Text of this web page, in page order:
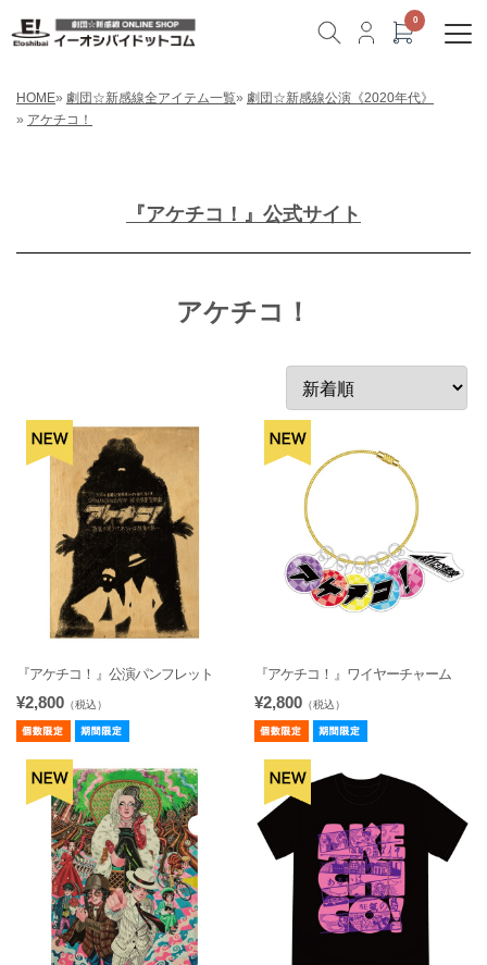
HOME» 劇団☆新感線全アイテム一覧» 劇団☆新感線公演《2020年代》
» アケチコ！
『アケチコ！』公式サイト
アケチコ！
『アケチコ！』公演パンフレット
¥2,800 （税込）
『アケチコ！』ワイヤーチャーム
¥2,800 （税込）